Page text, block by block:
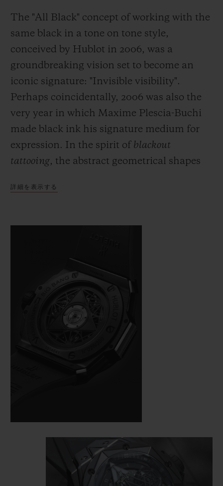
The "All Black" concept of working with the
same black in a tone on tone style,
conceived by Hublot in 2006, was a
groundbreaking vision set to become an
iconic signature: "Invisible visibility".
Perhaps coincidentally, 2006 was also the
very year in which Maxime Plescia-Buchi
made black ink his signature medium for
expression. In the spirit of blackout
tattooing, the abstract geometrical shapes
the skin are fully black and here cover the
both deep and symbolic. Just as demanding
greater precision and skill on the part of the
artist, the monochromatic material used
here also demands perfection. On a case
measuring 45 mm in diameter, cut from
black ceramic and black PVD-coated
titanium, the master tattooist alternates
and superimposes hexagons, diamonds
and triangles, measuring the time from the
This monochrome watch loses nothing of
its dimensional effect, quite the opposite in
詳細を表示する